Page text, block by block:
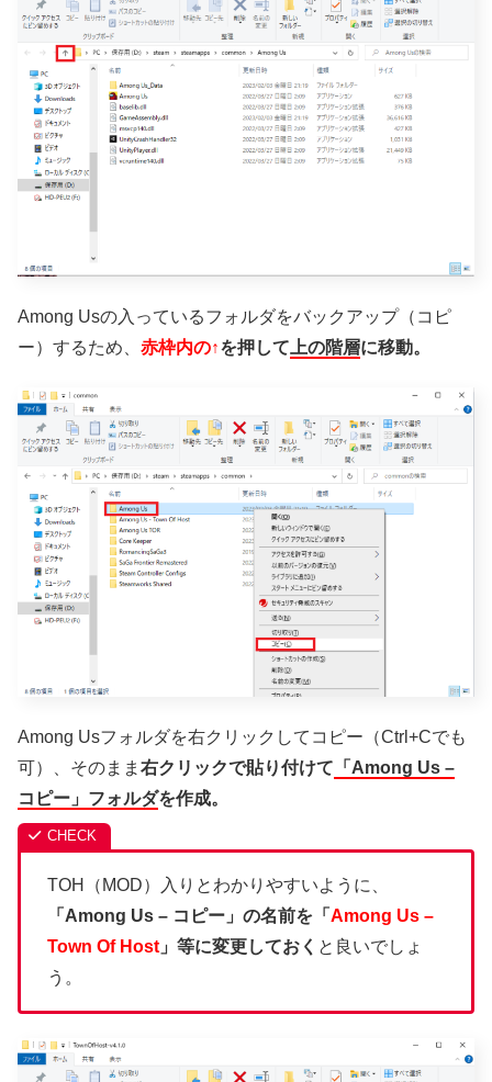
Among Usの入っているフォルダをバックアップ（コピ
ー）するため、 赤枠内の↑を押して 上の階層に移動。
Among Usフォルダを右クリックしてコピー（Ctrl+Cでも
可）、そのまま 右クリックで貼り付けて 「Among Us –
コピー」フォルダを作成。
TOH（MOD）入りとわかりやすいように、
「Among Us – コピー」の名前を「 Among Us –
Town Of Host 」等に変更しておく と良いでしょ
う。